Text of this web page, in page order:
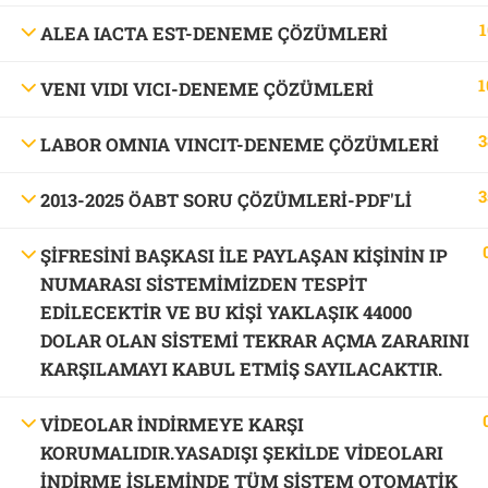
ALEA IACTA EST-DENEME ÇÖZÜMLERİ
VENI VIDI VICI-DENEME ÇÖZÜMLERİ
LABOR OMNIA VINCIT-DENEME ÇÖZÜMLERİ
2013-2025 ÖABT SORU ÇÖZÜMLERİ-PDF'LI
ŞİFRESİNİ BAŞKASI İLE PAYLAŞAN KİŞİNİN IP
NUMARASI SİSTEMİMİZDEN TESPİT
EDİLECEKTİR VE BU KİŞİ YAKLAŞIK 44000
DOLAR OLAN SİSTEMİ TEKRAR AÇMA ZARARINI
KARŞILAMAYI KABUL ETMİŞ SAYILACAKTIR.
VİDEOLAR İNDİRMEYE KARŞI
KORUMALIDIR.YASADIŞI ŞEKİLDE VİDEOLARI
İNDİRME İŞLEMİNDE TÜM SİSTEM OTOMATİK